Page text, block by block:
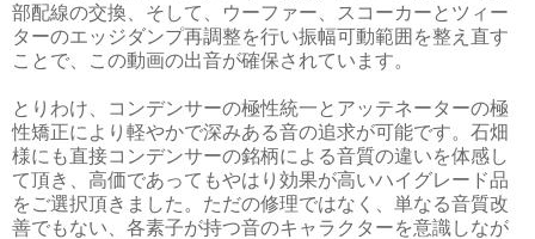
部配線の交換、そして、ウーファー、スコーカーとツィー
ターのエッジダンプ再調整を行い振幅可動範囲を整え直す
ことで、この動画の出音が確保されています。
とりわけ、コンデンサーの極性統一とアッテネーターの極
性矯正により軽やかで深みある音の追求が可能です。石畑
様にも直接コンデンサーの銘柄による音質の違いを体感し
て頂き、高価であってもやはり効果が高いハイグレード品
をご選択頂きました。ただの修理ではなく、単なる音質改
善でもない、各素子が持つ音のキャラクターを意識しなが